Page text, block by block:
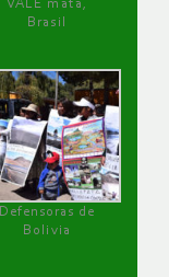
VALE mata,
Brasil
Defensoras de
Bolivia